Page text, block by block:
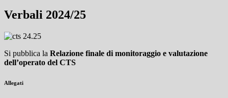
Verbali 2024/25
Si pubblica la Relazione finale di monitoraggio e valutazione
dell’operato del CTS
Allegati